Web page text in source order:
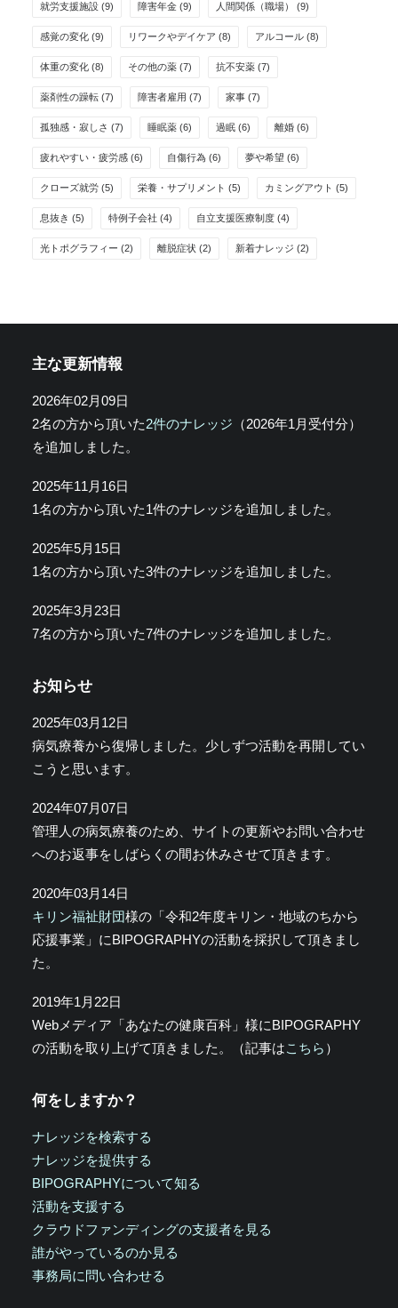
就労支援施設 (9) 障害年金 (9) 人間関係（職場） (9)
感覚の変化 (9) リワークやデイケア (8) アルコール (8)
体重の変化 (8) その他の薬 (7) 抗不安薬 (7)
薬剤性の躁転 (7) 障害者雇用 (7) 家事 (7)
孤独感・寂しさ (7) 睡眠薬 (6) 過眠 (6) 離婚 (6)
疲れやすい・疲労感 (6) 自傷行為 (6) 夢や希望 (6)
クローズ就労 (5) 栄養・サプリメント (5) カミングアウト (5)
息抜き (5) 特例子会社 (4) 自立支援医療制度 (4)
光トポグラフィー (2) 離脱症状 (2) 新着ナレッジ (2)
主な更新情報
2026年02月09日
2名の方から頂いた2件のナレッジ （2026年1月受付分）
を追加しました。
2025年11月16日
1名の方から頂いた1件のナレッジを追加しました。
2025年5月15日
1名の方から頂いた3件のナレッジを追加しました。
2025年3月23日
7名の方から頂いた7件のナレッジを追加しました。
お知らせ
2025年03月12日
病気療養から復帰しました。少しずつ活動を再開してい
こうと思います。
2024年07月07日
管理人の病気療養のため、サイトの更新やお問い合わせ
へのお返事をしばらくの間お休みさせて頂きます。
2020年03月14日
キリン福祉財団様の「令和2年度キリン・地域のちから
応援事業」にBIPOGRAPHYの活動を採択して頂きまし
た。
2019年1月22日
Webメディア「あなたの健康百科」様にBIPOGRAPHY
の活動を取り上げて頂きました。（記事はこちら ）
何をしますか？
ナレッジを検索する
ナレッジを提供する
BIPOGRAPHYについて知る
活動を支援する
クラウドファンディングの支援者を見る
誰がやっているのか見る
事務局に問い合わせる